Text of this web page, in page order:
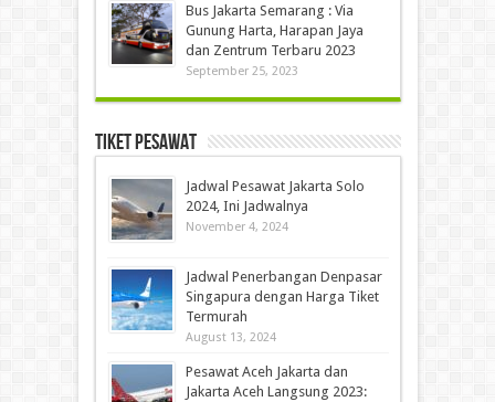
Bus Jakarta Semarang : Via
Gunung Harta, Harapan Jaya
dan Zentrum Terbaru 2023
September 25, 2023
Tiket Pesawat
Jadwal Pesawat Jakarta Solo
2024, Ini Jadwalnya
November 4, 2024
Jadwal Penerbangan Denpasar
Singapura dengan Harga Tiket
Termurah
August 13, 2024
Pesawat Aceh Jakarta dan
Jakarta Aceh Langsung 2023: